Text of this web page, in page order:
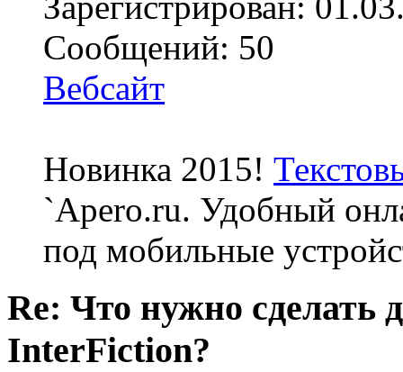
Сообщений: 50
Вебсайт
Новинка 2015!
`Apero.ru. Удобный
под мобильные
Re: Что нужно сделать
InterFiction?